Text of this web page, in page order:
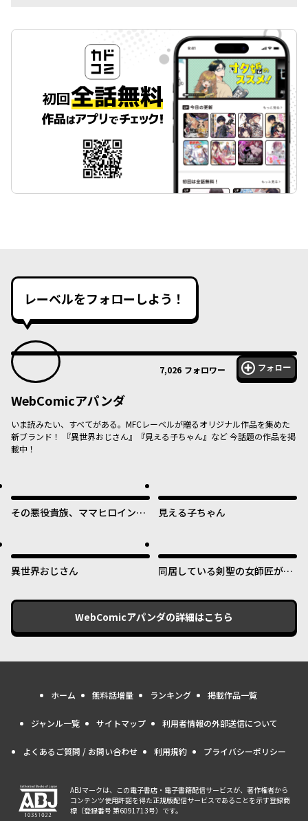
レーベルをフォローしよう！
7,026 フォロワー フォロー
WebComicアパンダ
いま読みたい、すべてがある。MFCレーベルが贈るオリジナル作品を集めた
新ブランド！ 『異世界おじさん』『見える子ちゃん』など 今話題の作品を掲
載中！
その悪役貴族、ママヒロインが
となり不遇な推しキャラ助けま
くる～
見える子ちゃん
異世界おじさん
同居している剣聖の女師匠が可
WebComicアパンダの詳細はこちら
ホーム 無料話増量 ランキング 掲載作品一覧
ジャンル一覧 サイトマップ 利用者情報の外部送信について
よくあるご質問 / お問い合わせ 利用規約 プライバシーポリシー
ABJマークは、この電子書店・電子書籍配信サービスが、著作権者から
コンテンツ使用許諾を得た正規版配信サービスであることを示す登録商
標（登録番号 第6091713号）です。